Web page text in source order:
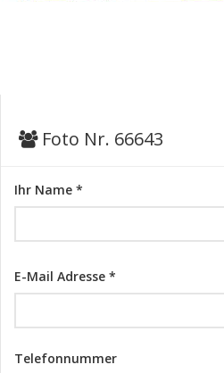
Foto Nr. 66643
Ihr Name *
E-Mail Adresse *
Telefonnummer